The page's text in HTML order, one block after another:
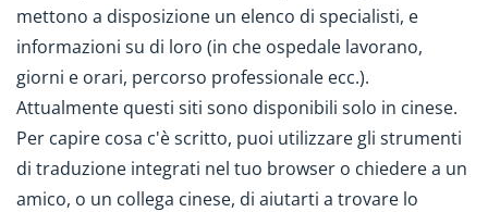
mettono a disposizione un elenco di specialisti, e
informazioni su di loro (in che ospedale lavorano,
giorni e orari, percorso professionale ecc.).
Attualmente questi siti sono disponibili solo in cinese.
Per capire cosa c'è scritto, puoi utilizzare gli strumenti
di traduzione integrati nel tuo browser o chiedere a un
amico, o un collega cinese, di aiutarti a trovare lo